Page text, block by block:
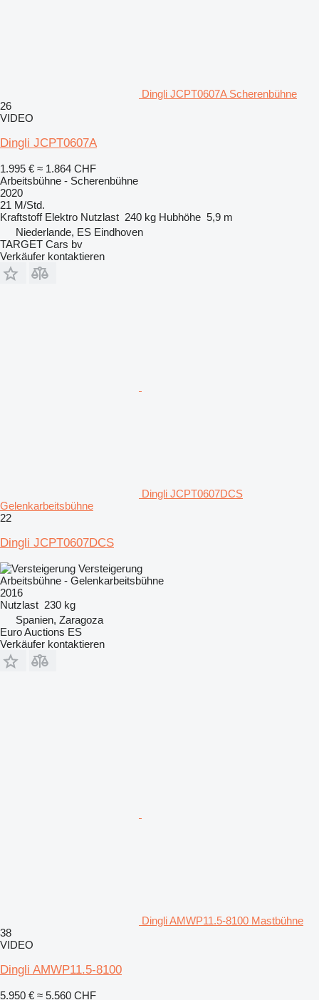
Dingli JCPT0607A Scherenbühne
26
VIDEO
Dingli JCPT0607A
1.995 € ≈ 1.864 CHF
Arbeitsbühne - Scherenbühne
2020
21 M/Std.
Kraftstoff Elektro Nutzlast 240 kg Hubhöhe 5,9 m
Niederlande, ES Eindhoven
TARGET Cars bv
Verkäufer kontaktieren
Dingli JCPT0607DCS
Gelenkarbeitsbühne
22
Dingli JCPT0607DCS
Versteigerung
Arbeitsbühne - Gelenkarbeitsbühne
2016
Nutzlast 230 kg
Spanien, Zaragoza
Euro Auctions ES
Verkäufer kontaktieren
Dingli AMWP11.5-8100 Mastbühne
38
VIDEO
Dingli AMWP11.5-8100
5.950 € ≈ 5.560 CHF